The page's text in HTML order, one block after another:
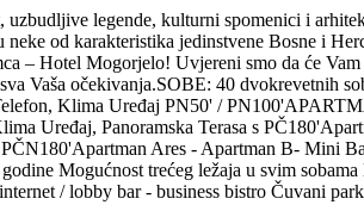
uzbudljive legende, kulturni spomenici i
neke od karakteristika jedinstvene Bosne i
– Hotel Mogorjelo! Uvjereni smo da će
Vaša očekivanja.SOBE: 40 dvokrevetnih
Klima Uređaj PN50' /
Uređaj, Panoramska Terasa s
PČN180'Apartman Ares - Apartman B- Mini
Mogućnost trećeg ležaja u svim
/ lobby bar - business bistro Čuvani